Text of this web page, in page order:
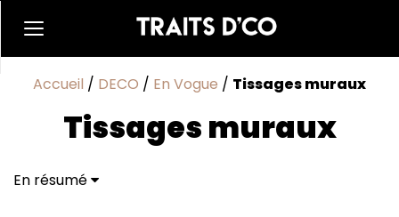
Accueil / DECO / En Vogue / Tissages muraux
Tissages muraux
En résumé